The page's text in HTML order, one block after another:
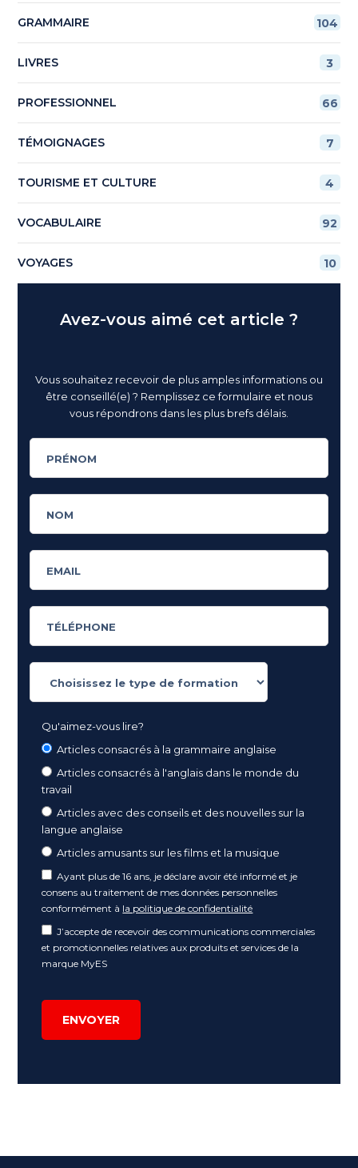
GRAMMAIRE 104
LIVRES 3
PROFESSIONNEL 66
TÉMOIGNAGES 7
TOURISME ET CULTURE 4
VOCABULAIRE 92
VOYAGES 10
Avez-vous aimé cet article ?
Vous souhaitez recevoir de plus amples informations ou
être conseillé(e) ? Remplissez ce formulaire et nous
vous répondrons dans les plus brefs délais.
Qu'aimez-vous lire?
Articles consacrés à la grammaire anglaise
Articles consacrés à l'anglais dans le monde du
travail
Articles avec des conseils et des nouvelles sur la
langue anglaise
Articles amusants sur les films et la musique
Ayant plus de 16 ans, je déclare avoir été informé et je
consens au traitement de mes données personnelles
conformément à la politique de confidentialité
J’accepte de recevoir des communications commerciales
et promotionnelles relatives aux produits et services de la
marque MyES
ENVOYER